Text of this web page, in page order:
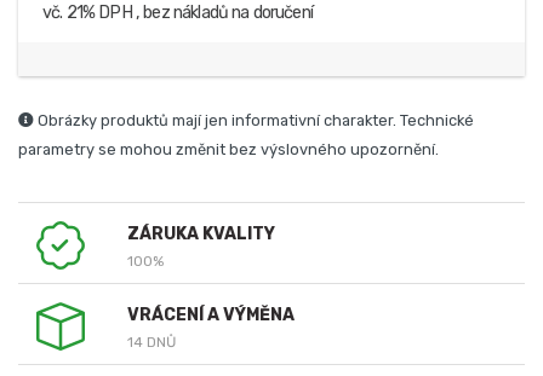
vč. 21% DPH , bez nákladů na doručení
Obrázky produktů mají jen informativní charakter. Technické
parametry se mohou změnit bez výslovného upozornění.
ZÁRUKA KVALITY
100%
VRÁCENÍ A VÝMĚNA
14 DNŮ